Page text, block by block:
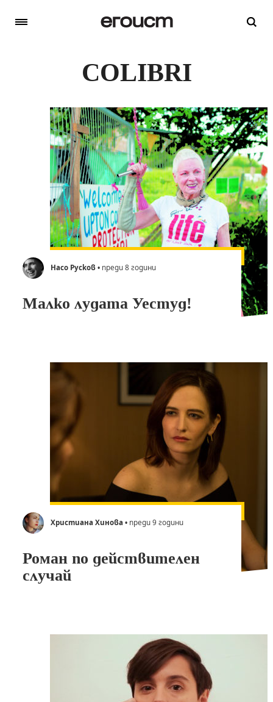
COLIBRI
Насо Русков• преди 8 години
Малко лудата Уестуд!
Христиана Хинова • преди 9 години
Роман по действителен
случай